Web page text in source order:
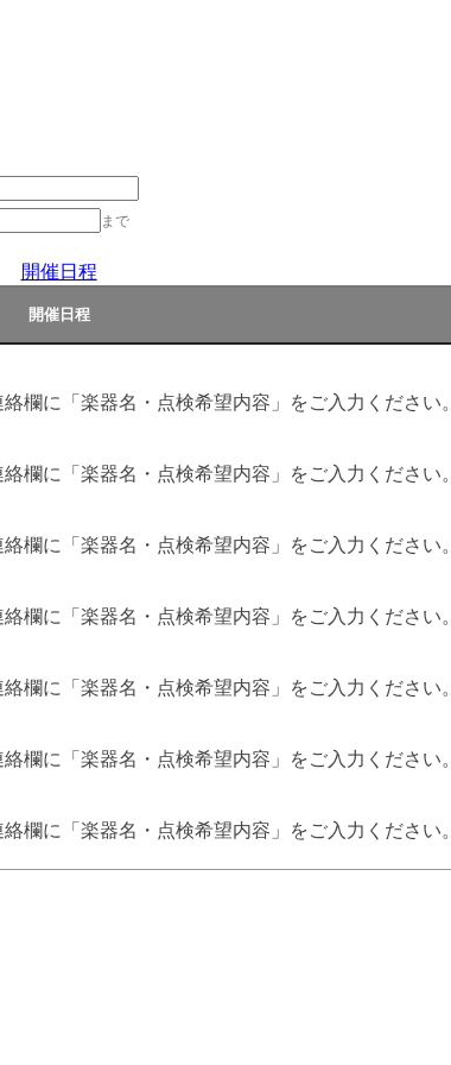
まで
開催日程
欄に「楽器名・点検希望内容」をご入力ください。
欄に「楽器名・点検希望内容」をご入力ください。
欄に「楽器名・点検希望内容」をご入力ください。
欄に「楽器名・点検希望内容」をご入力ください。
欄に「楽器名・点検希望内容」をご入力ください。
欄に「楽器名・点検希望内容」をご入力ください。
欄に「楽器名・点検希望内容」をご入力ください。